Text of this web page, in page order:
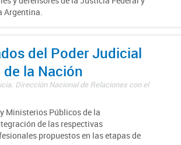
del Poder Judicial
la Nación
Dirección Nacional de Relaciones con el
Ministerios Públicos de la
de las respectivas
propuestos en las etapas de